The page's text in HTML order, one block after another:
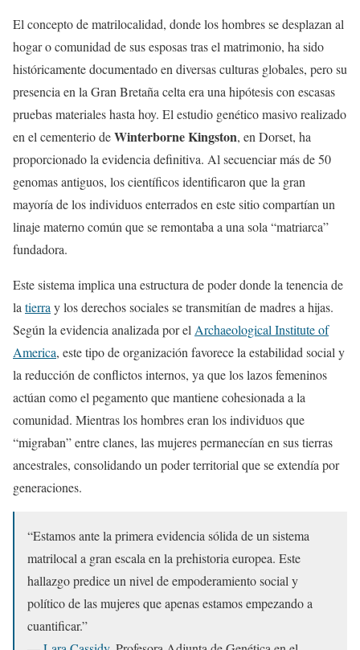
El concepto de matrilocalidad, donde los hombres se desplazan al
hogar o comunidad de sus esposas tras el matrimonio, ha sido
históricamente documentado en diversas culturas globales, pero su
presencia en la Gran Bretaña celta era una hipótesis con escasas
pruebas materiales hasta hoy. El estudio genético masivo realizado
en el cementerio deWinterborne Kingston, en Dorset, ha
proporcionado la evidencia definitiva. Al secuenciar más de 50
genomas antiguos, los científicos identificaron que la gran
mayoría de los individuos enterrados en este sitio compartían un
linaje materno común que se remontaba a una sola “matriarca”
fundadora.
Este sistema implica una estructura de poder donde la tenencia de
la tierra y los derechos sociales se transmitían de madres a hijas.
Según la evidencia analizada por el Archaeological Institute of
America, este tipo de organización favorece la estabilidad social y
la reducción de conflictos internos, ya que los lazos femeninos
actúan como el pegamento que mantiene cohesionada a la
comunidad. Mientras los hombres eran los individuos que
“migraban” entre clanes, las mujeres permanecían en sus tierras
ancestrales, consolidando un poder territorial que se extendía por
generaciones.
“Estamos ante la primera evidencia sólida de un sistema
matrilocal a gran escala en la prehistoria europea. Este
hallazgo predice un nivel de empoderamiento social y
político de las mujeres que apenas estamos empezando a
cuantificar.”